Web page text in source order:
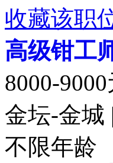
收藏该职
高级钳工
8000-9000
金坛-金城
不限年龄